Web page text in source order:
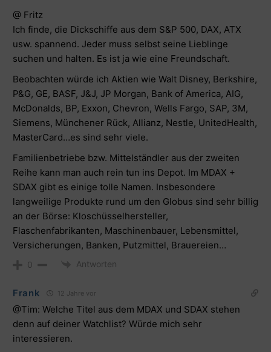
@ Fritz
Ich finde, die Dickschiffe aus dem S&P 500, DAX, ATX
usw. spannend. Jeder muss selbst seine Lieblinge
suchen und halten. Es ist ja wie eine Freundschaft.
Beobachten würde ich Aktien wie Walt Disney, Berkshire,
P&G, GE, BASF, J&J, JP Morgan, Bank of America, AIG,
McDonalds, BP, Exxon, Chevron, Wells Fargo, SAP, 3M,
Siemens, Münchener Rück, Allianz, Nestle, UnitedHealth,
MasterCard…es sind sehr viele.
Familienbetriebe bzw. Mittelständler aus der zweiten
Reihe kann man auch rein tun ins Depot. Im MDAX +
SDAX gibt es einige tolle Namen. Insbesondere
langweilige Produkte rund um den Globus sind sehr billig
an der Börse: Kloschüsselhersteller,
Flaschenfabrikanten, Maschinenbauer, Lebensmittel,
Versicherungen, Banken, Putzmittel, Brauereien…
0 Antworten
Frank 12 Jahre vor
@Tim: Welche Titel aus dem MDAX und SDAX stehen
denn auf deiner Watchlist? Würde mich sehr
interessieren.